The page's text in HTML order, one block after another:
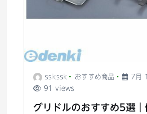
sskssk おすすめ商品
7月
91 views
グリドルのおすすめ5選